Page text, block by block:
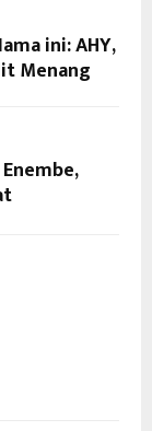
ini: AHY,
Menang